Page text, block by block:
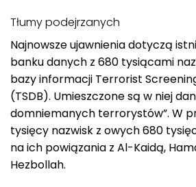
Tłumy podejrzanych
Najnowsze ujawnienia dotyczą
banku danych z 680 tysiącami
bazy informacji Terrorist
(TSDB). Umieszczone są w niej
domniemanych terrorystów”. W
tysięcy nazwisk z owych 680
na ich powiązania z Al-Kaidą,
Hezbollah.